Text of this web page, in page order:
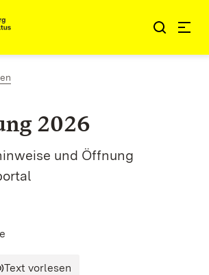
2026
und Öffnung
Text vorlesen